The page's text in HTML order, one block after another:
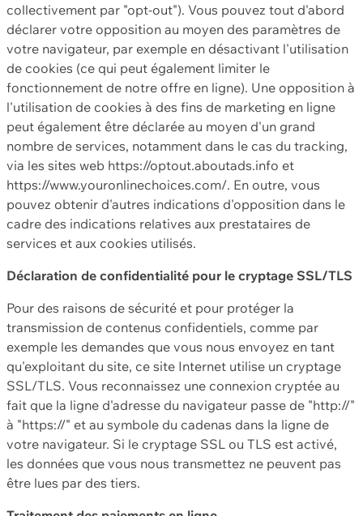
collectivement par "opt-out"). Vous pouvez tout d'abord
déclarer votre opposition au moyen des paramètres de
votre navigateur, par exemple en désactivant l'utilisation
de cookies (ce qui peut également limiter le
fonctionnement de notre offre en ligne). Une opposition à
l'utilisation de cookies à des fins de marketing en ligne
peut également être déclarée au moyen d'un grand
nombre de services, notamment dans le cas du tracking,
via les sites web https://optout.aboutads.info et
https://www.youronlinechoices.com/. En outre, vous
pouvez obtenir d'autres indications d'opposition dans le
cadre des indications relatives aux prestataires de
services et aux cookies utilisés.
Déclaration de confidentialité pour le cryptage SSL/TLS
Pour des raisons de sécurité et pour protéger la
transmission de contenus confidentiels, comme par
exemple les demandes que vous nous envoyez en tant
qu'exploitant du site, ce site Internet utilise un cryptage
SSL/TLS. Vous reconnaissez une connexion cryptée au
fait que la ligne d'adresse du navigateur passe de "http://"
à "https://" et au symbole du cadenas dans la ligne de
votre navigateur. Si le cryptage SSL ou TLS est activé,
les données que vous nous transmettez ne peuvent pas
être lues par des tiers.